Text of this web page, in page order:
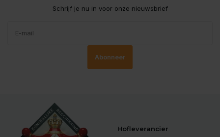
Schrijf je nu in voor onze nieuwsbrief
Abonneer
Hofleverancier